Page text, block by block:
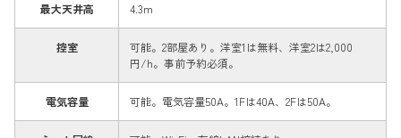
最大天井高 4.3m
控室
可能。2部屋あり。洋室1は無料、洋室2は2,000
円/h。事前予約必須。
電気容量 可能。電気容量50A。1Fは40A、2Fは50A。